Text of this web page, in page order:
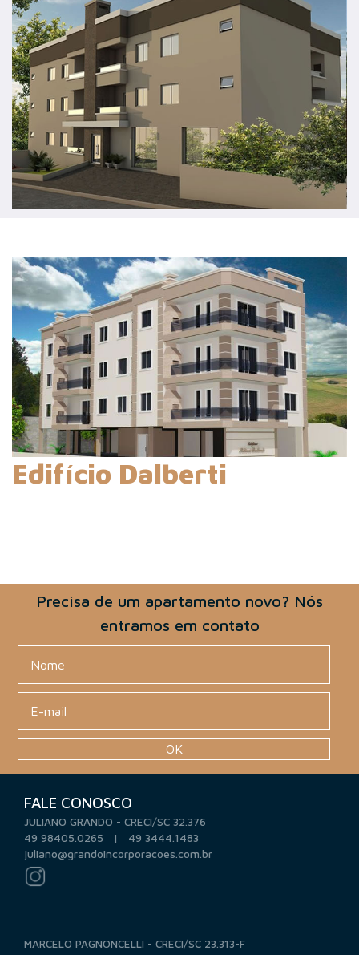
Edifício Dalberti
Precisa de um apartamento novo? Nós
entramos em contato
OK
FALE CONOSCO
JULIANO GRANDO - CRECI/SC 32.376
49 98405.0265 | 49 3444.1483
juliano@grandoincorporacoes.com.br
MARCELO PAGNONCELLI - CRECI/SC 23.313-F